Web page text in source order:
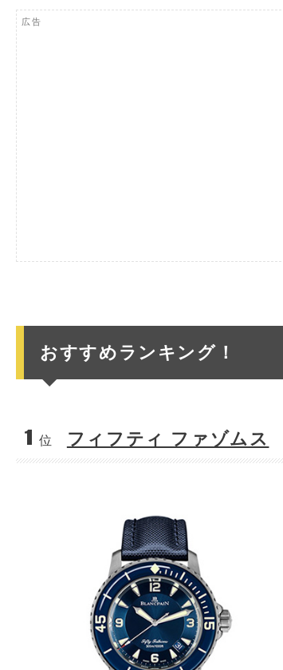
広告
おすすめランキング！
1 位 フィフティ ファゾムス